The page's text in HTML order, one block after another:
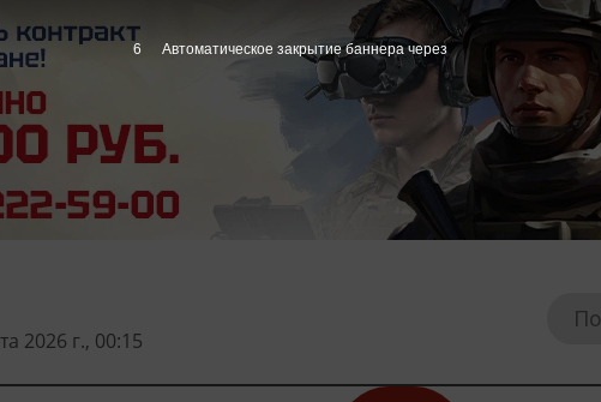
2026 г., 00:15
5 Автоматическое закрытие баннера через